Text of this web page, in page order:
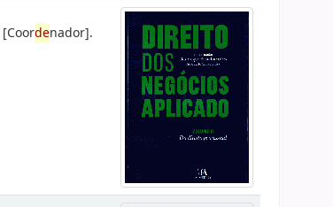
[Coordenador].